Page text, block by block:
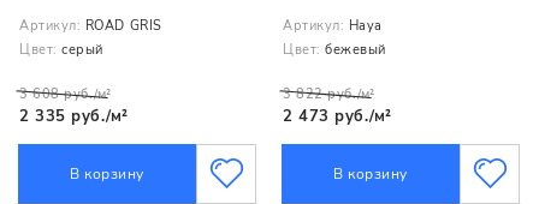
Артикул: ROAD GRIS
Цвет: серый
3 608 руб./м²
2 335 руб./м²
В корзину
Артикул: Haya
Цвет: бежевый
3 822 руб./м²
2 473 руб./м²
В корзину